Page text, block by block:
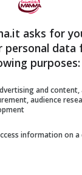
ho visto una
crederci,
lui ha detto
leggera e
asks for
personal data
purposes:
and
audience
information on a